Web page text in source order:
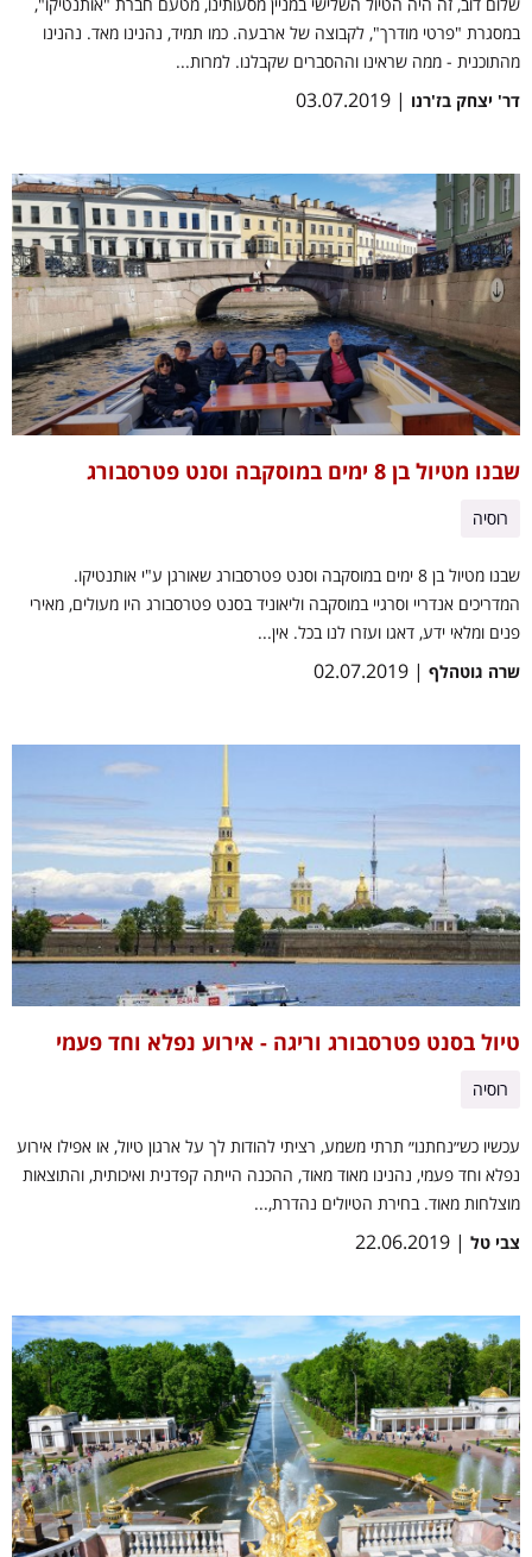
במסגרת "פרטי מודרך", לקבוצה של ארבעה. כמו תמיד, נהנינו מאד. נהנינו
מהתוכנית - ממה שראינו וההסברים שקבלנו. למרות...
דר' יצחק בז'רנו | 03.07.2019
שבנו מטיול בן 8 ימים במוסקבה וסנט פטרסבורג
רוסיה
שבנו מטיול בן 8 ימים במוסקבה וסנט פטרסבורג שאורגן ע"י אותנטיקו.
המדריכים אנדריי וסרגיי במוסקבה וליאוניד בסנט פטרסבורג היו מעולים, מאירי
פנים ומלאי ידע, דאגו ועזרו לנו בכל. אין...
שרה גוטהלף | 02.07.2019
טיול בסנט פטרסבורג וריגה - אירוע נפלא וחד פעמי
רוסיה
עכשיו כש״נחתנו״ תרתי משמע, רציתי להודות לך על ארגון טיול, או אפילו אירוע
נפלא וחד פעמי, נהנינו מאוד מאוד, ההכנה הייתה קפדנית ואיכותית, והתוצאות
מוצלחות מאוד. בחירת הטיולים נהדרת,...
צבי טל | 22.06.2019